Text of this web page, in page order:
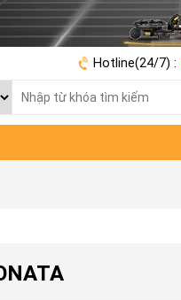
Hotline(24/7) :